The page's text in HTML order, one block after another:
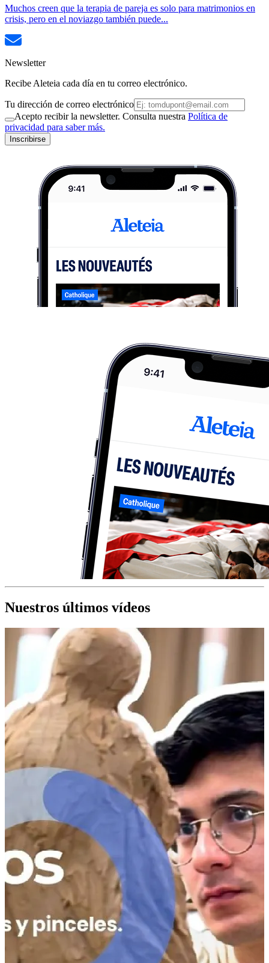
Muchos creen que la terapia de pareja es solo para matrimonios en
crisis, pero en el noviazgo también puede...
Newsletter
Recibe Aleteia cada día en tu correo electrónico.
Tu dirección de correo electrónico
Acepto recibir la newsletter. Consulta nuestra Política de
privacidad para saber más.
Inscribirse
Nuestros últimos vídeos